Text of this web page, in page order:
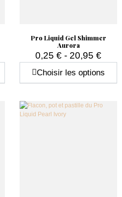
Pro Liquid Gel Shimmer
Aurora
0,25 € - 20,95 €
Choisir les options